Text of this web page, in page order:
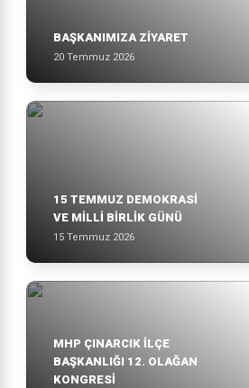
BAŞKANIMIZA ZİYARET
20 Temmuz 2026
15 TEMMUZ DEMOKRASİ
VE MİLLİ BİRLİK GÜNÜ
15 Temmuz 2026
MHP ÇINARCIK İLÇE
BAŞKANLIĞI 12. OLAĞAN
KONGRESİ